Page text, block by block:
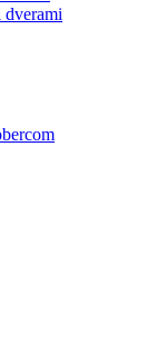
dverami